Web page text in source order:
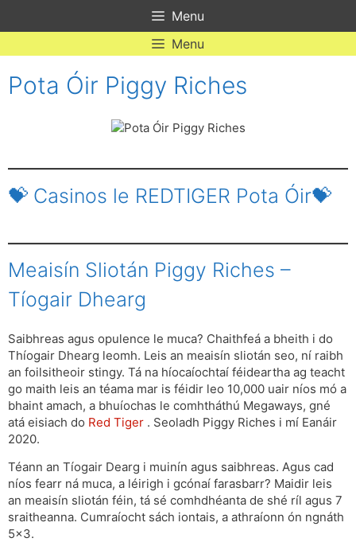
Menu
Menu
Pota Óir Piggy Riches
💝 Casinos le REDTIGER Pota Óir💝
Meaisín Sliotán Piggy Riches –
Tíogair Dhearg
Saibhreas agus opulence le muca? Chaithfeá a bheith i do
Thíogair Dhearg leomh. Leis an meaisín sliotán seo, ní raibh
an foilsitheoir stingy. Tá na híocaíochtaí féideartha ag teacht
go maith leis an téama mar is féidir leo 10,000 uair níos mó a
bhaint amach, a bhuíochas le comhtháthú Megaways, gné
atá eisiach do Red Tiger . Seoladh Piggy Riches i mí Eanáir
2020.
Téann an Tíogair Dearg i muinín agus saibhreas. Agus cad
níos fearr ná muca, a léirigh i gcónaí farasbarr? Maidir leis
an meaisín sliotán féin, tá sé comhdhéanta de shé ríl agus 7
sraitheanna. Cumraíocht sách iontais, a athraíonn ón ngnáth
5×3.